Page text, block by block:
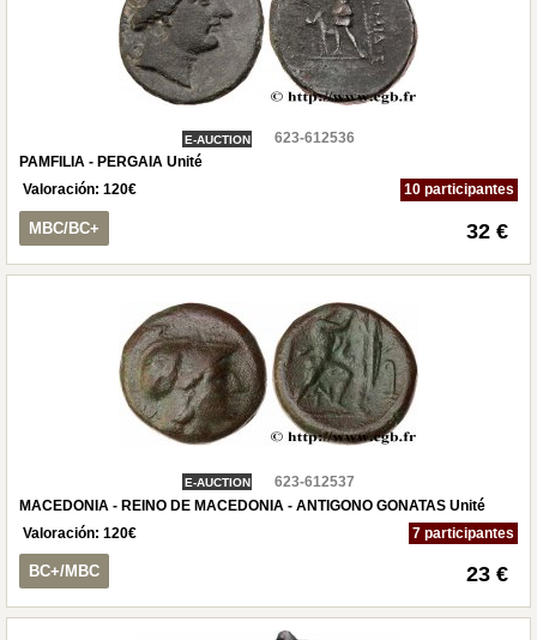
E-AUCTION
623-612536
PAMFILIA - PERGAIA Unité
Valoración: 120€ 10 participantes
MBC/BC+ 32 €
E-AUCTION
623-612537
MACEDONIA - REINO DE MACEDONIA - ANTIGONO GONATAS Unité
Valoración: 120€ 7 participantes
BC+/MBC 23 €